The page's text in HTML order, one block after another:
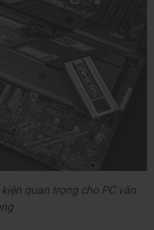
quan trọng cho PC văn